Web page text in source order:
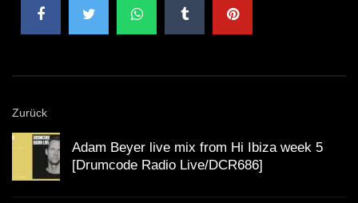
Zurück
Adam Beyer live mix from Hi Ibiza week 5
[Drumcode Radio Live/DCR686]